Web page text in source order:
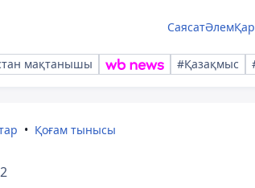
СаясатӘлем
мақтанышы #Қазақмыс
Қоғам тынысы